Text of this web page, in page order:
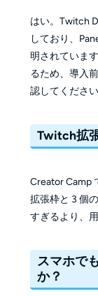
はい。Twitch
しており、
明されていま
るため、導入
認してください
Twitch拡
Creator Camp
拡張枠と 3 個
すぎるより、
スマホで
か？